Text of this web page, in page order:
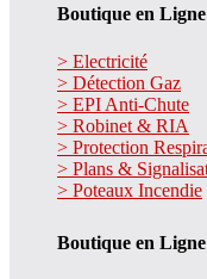
Boutique en Ligne
> Electricité
> Détection Gaz
> EPI Anti-Chute
> Robinet & RIA
> Protection
> Plans &
> Poteaux Incendie
Boutique en Ligne